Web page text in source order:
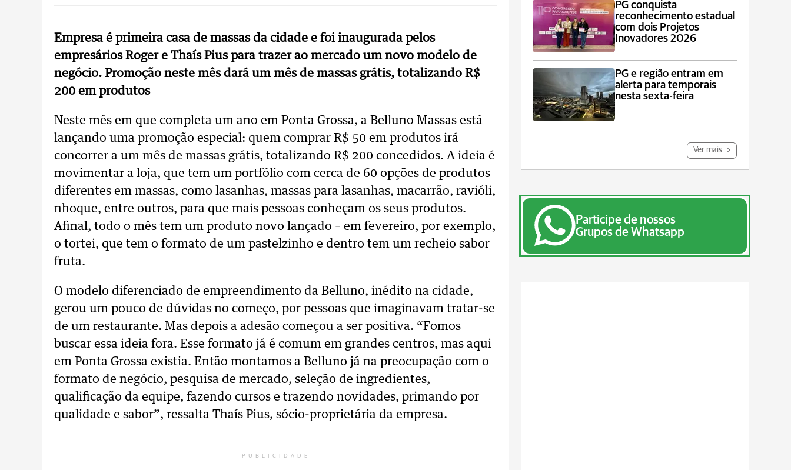
Empresa é primeira casa de massas da cidade e foi inaugurada pelos
empresários Roger e Thaís Pius para trazer ao mercado um novo modelo de
negócio. Promoção neste mês dará um mês de massas grátis, totalizando R$
200 em produtos
Neste mês em que completa um ano em Ponta Grossa, a Belluno Massas está
lançando uma promoção especial: quem comprar R$ 50 em produtos irá
concorrer a um mês de massas grátis, totalizando R$ 200 concedidos. A ideia é
movimentar a loja, que tem um portfólio com cerca de 60 opções de produtos
diferentes em massas, como lasanhas, massas para lasanhas, macarrão, ravióli,
nhoque, entre outros, para que mais pessoas conheçam os seus produtos.
Afinal, todo o mês tem um produto novo lançado – em fevereiro, por exemplo,
o tortei, que tem o formato de um pastelzinho e dentro tem um recheio sabor
fruta.
O modelo diferenciado de empreendimento da Belluno, inédito na cidade,
gerou um pouco de dúvidas no começo, por pessoas que imaginavam tratar-se
de um restaurante. Mas depois a adesão começou a ser positiva. “Fomos
buscar essa ideia fora. Esse formato já é comum em grandes centros, mas aqui
em Ponta Grossa existia. Então montamos a Belluno já na preocupação com o
formato de negócio, pesquisa de mercado, seleção de ingredientes,
qualificação da equipe, fazendo cursos e trazendo novidades, primando por
qualidade e sabor”, ressalta Thaís Pius, sócio-proprietária da empresa.
PUBLICIDADE
PG conquista
reconhecimento estadual
com dois Projetos
Inovadores 2026
PG e região entram em
alerta para temporais
nesta sexta-feira
Ver mais
Participe de nossos
Grupos de Whatsapp